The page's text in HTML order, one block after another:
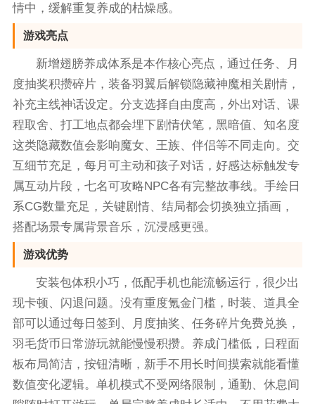
情中，缓解重复养成的枯燥感。
游戏亮点
新增翅膀养成体系是本作核心亮点，通过任务、月
度抽奖积攒碎片，装备羽翼后解锁隐藏神魔相关剧情，
补充主线神话设定。分支选择自由度高，外出对话、课
程取舍、打工地点都会埋下剧情伏笔，黑暗值、知名度
这类隐藏数值会影响魔女、王族、伴侣等不同走向。交
互细节充足，每月可主动和孩子对话，好感达标触发专
属互动片段，七名可攻略NPC各有完整故事线。手绘日
系CG数量充足，关键剧情、结局都会切换独立插画，
搭配场景专属背景音乐，沉浸感更强。
游戏优势
安装包体积小巧，低配手机也能流畅运行，很少出
现卡顿、闪退问题。没有重度氪金门槛，时装、道具全
部可以通过每日签到、月度抽奖、任务碎片免费兑换，
羽毛货币日常游玩就能慢慢积攒。养成门槛低，日程面
板布局简洁，按钮清晰，新手不用长时间摸索就能看懂
数值变化逻辑。单机模式不受网络限制，通勤、休息间